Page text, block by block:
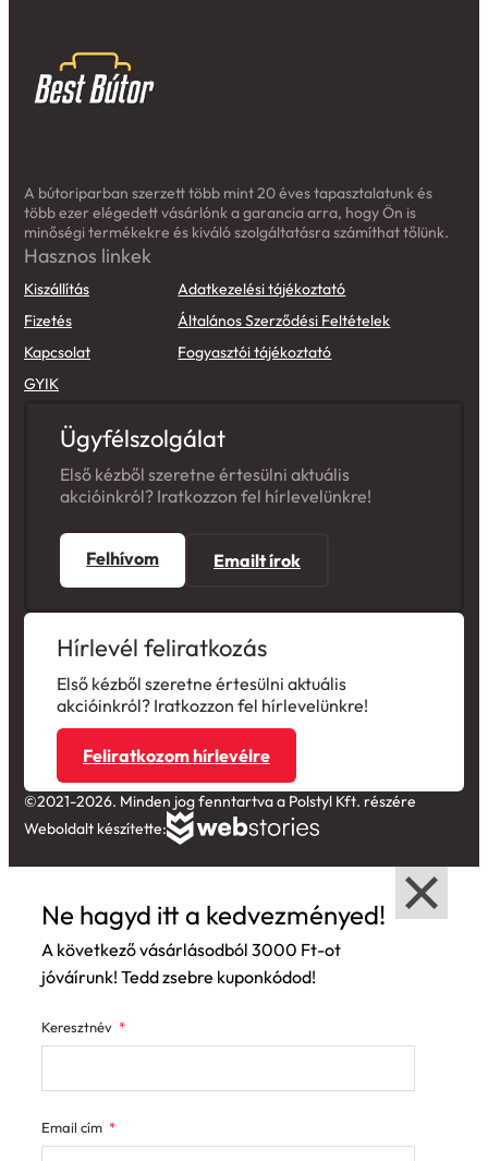
több ezer elégedett vásárlónk a garancia arra, hogy Ön is
minőségi termékekre és kiváló szolgáltatásra számíthat tőlünk.
Hasznos linkek
Kiszállítás
Fizetés
Kapcsolat
GYIK
Általános Szerződési Feltételek
Fogyasztói tájékoztató
Első kézből szeretne értesülni aktuális
akcióinkról? Iratkozzon fel hírlevelünkre!
Felhívom
Hírlevél feliratkozás
Első kézből szeretne értesülni aktuális
akcióinkról? Iratkozzon fel hírlevelünkre!
Feliratkozom hírlevélre
©2021-2026. Minden jog fenntartva a Polstyl Kft. részére
Weboldalt készítette:
A következő vásárlásodból 3000 Ft-ot
jóváírunk! Tedd zsebre kuponkódod!